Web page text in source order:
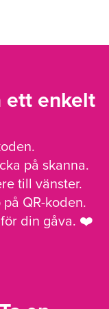
ett enkelt
på skanna.
till vänster.
QR-koden.
för din gåva. ❤️